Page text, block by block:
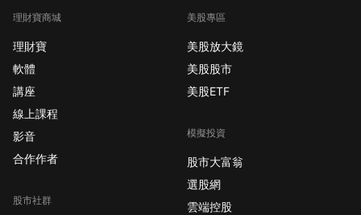
理財寶商城
理財寶
軟體
講座
線上課程
影音
合作作者
股市社群
美股專區
美股放大鏡
美股股市
美股ETF
模擬投資
股市大富翁
選股網
雲端控股